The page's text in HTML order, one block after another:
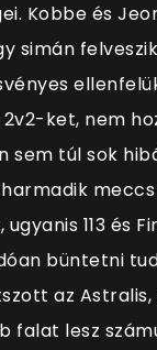
Kobbe és
simán
ket, nem
sem túl sok
113 és
büntetni
az Astralis,
falat lesz